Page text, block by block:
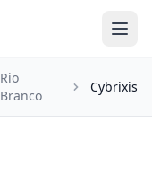
Rio
Branco
Cybrixis